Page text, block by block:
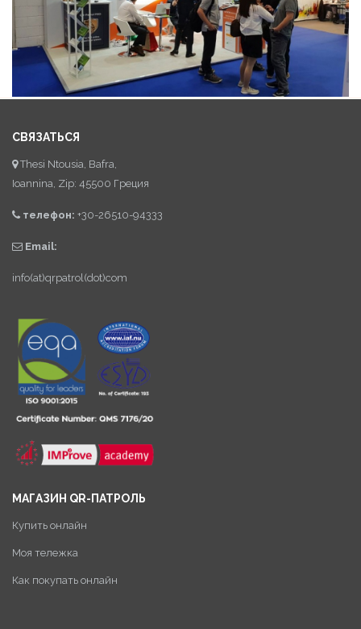
СВЯЗАТЬСЯ
Thesi Ntousia, Bafra,
Ioannina, Zip: 45500 Греция
телефон: +30-26510-94333
Email:
info(at)qrpatrol(dot)com
МАГАЗИН QR-ПАТРОЛЬ
Купить онлайн
Моя тележка
Как покупать онлайн